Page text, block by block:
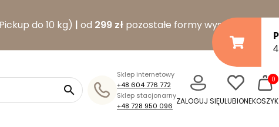
do 10 kg) | od 299 zł pozostałe formy wysyłki

Sklep internetowy
+48 604 776 772
Sklep stacjonarny
+48 728 950 096 ZALOGUJ SIĘULUBIONE
0
KOSZYK